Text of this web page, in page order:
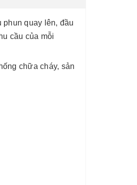
phun quay lên, đầu
cầu của mỗi
chữa cháy, sản